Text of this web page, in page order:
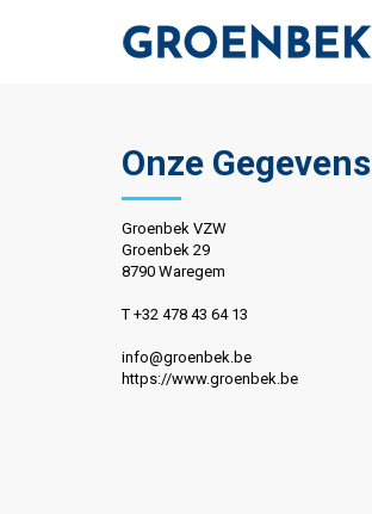
Onze Gegevens
Groenbek VZW
Groenbek 29
8790 Waregem
T +32 478 43 64 13
info@groenbek.be
https://www.groenbek.be